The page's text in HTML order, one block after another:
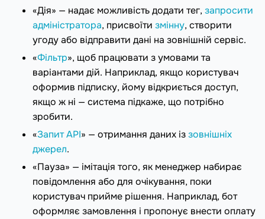
«Дія» — надає можливість додати тег, запросити
адміністратора, присвоїти змінну, створити
угоду або відправити дані на зовнішній сервіс.
«Фільтр», щоб працювати з умовами та
варіантами дій. Наприклад, якщо користувач
оформив підписку, йому відкриється доступ,
якщо ж ні — система підкаже, що потрібно
зробити.
«Запит API» — отримання даних іззовнішніх
джерел.
«Пауза» — імітація того, як менеджер набирає
повідомлення або для очікування, поки
користувач прийме рішення. Наприклад, бот
оформляє замовлення і пропонує внести оплату